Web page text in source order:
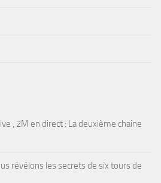
, 2M en direct : La deuxième chaine
révélons les secrets de six tours de